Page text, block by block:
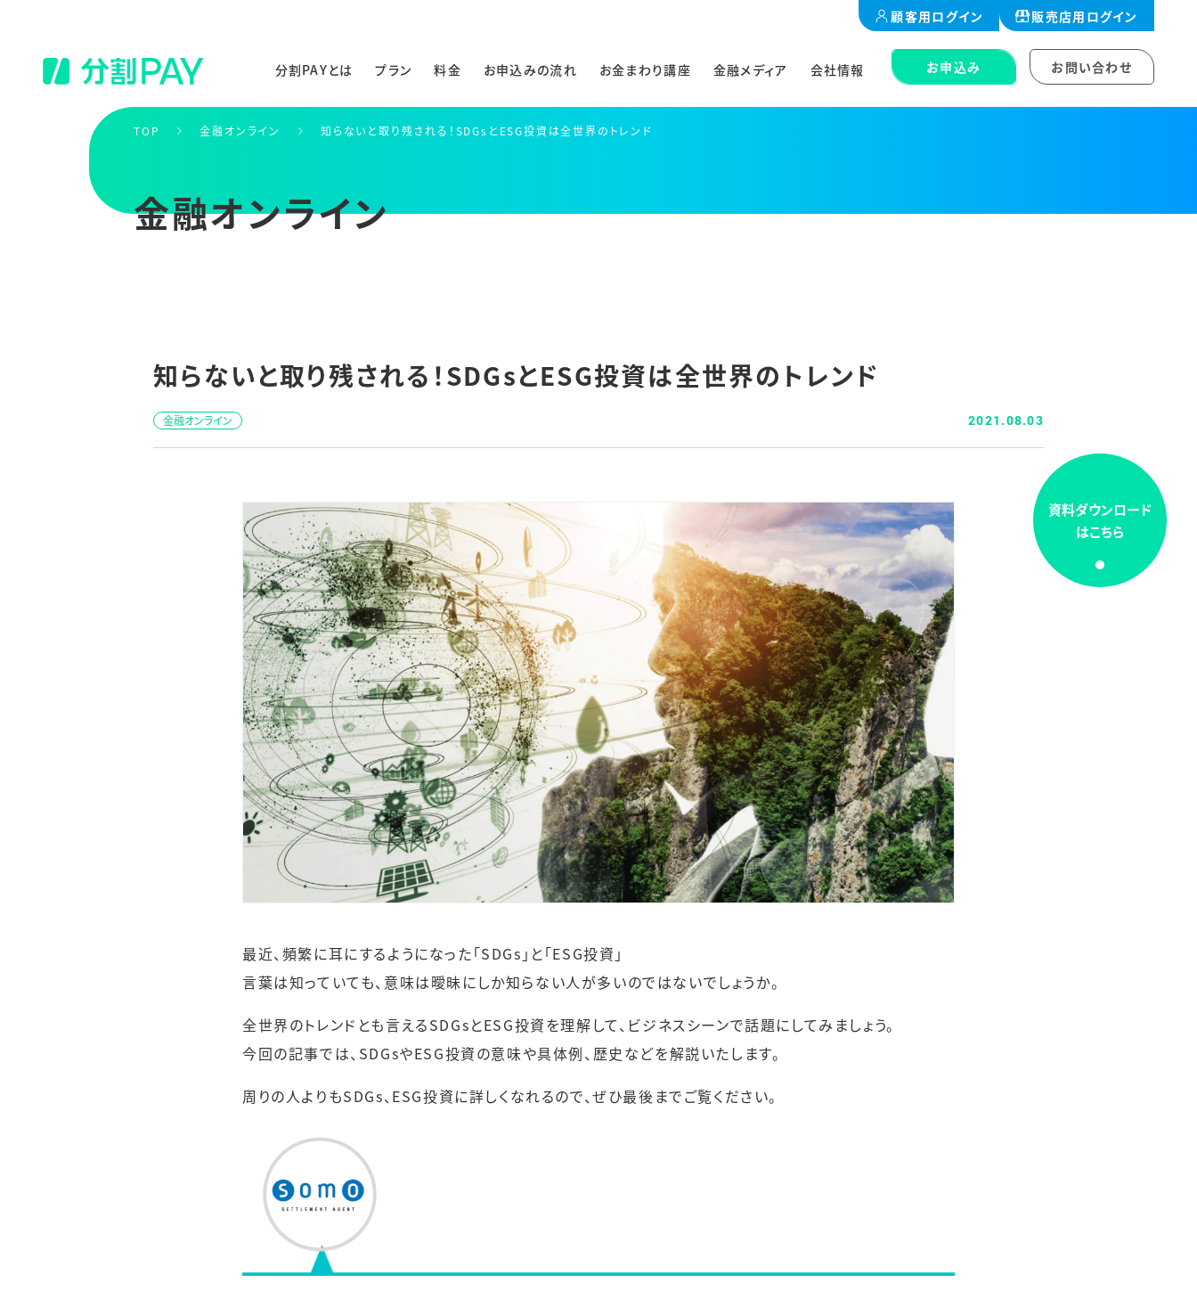
分割PAYとは プラン 料金 お申込みの流れ お金まわり講座 金融メディア 会社情報 お申込み お問い合わせ
顧客用ログイン 販売店用 ログイン
TOP 金融オンライン 知らないと取り残される！SDGsとESG投資は全世界のトレンド
金融オンライン
知らないと取り残される！SDGsとESG投資は全世界のトレンド
金融オンライン 2021.08.03
最近、頻繁に耳にするようになった「SDGs」と「ESG投資」
言葉は知っていても、意味は曖昧にしか知らない人が多いのではないでしょうか。
全世界のトレンドとも言えるSDGsとESG投資を理解して、ビジネスシーンで話題にしてみましょう。
今回の記事では、SDGsやESG投資の意味や具体例、歴史などを解説いたします。
周りの人よりもSDGs、ESG投資に詳しくなれるので、ぜひ最後までご覧ください。
資料ダウンロード
はこちら